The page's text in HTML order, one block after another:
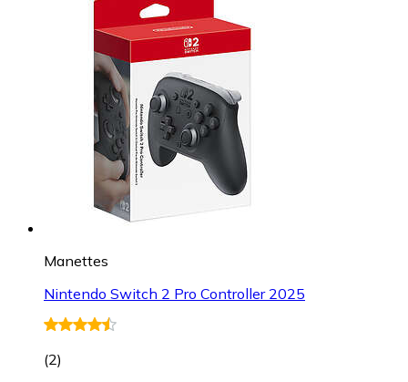
Manettes
Nintendo Switch 2 Pro Controller 2025
(2)